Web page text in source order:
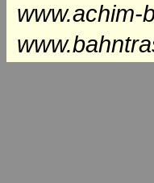
www.achim-